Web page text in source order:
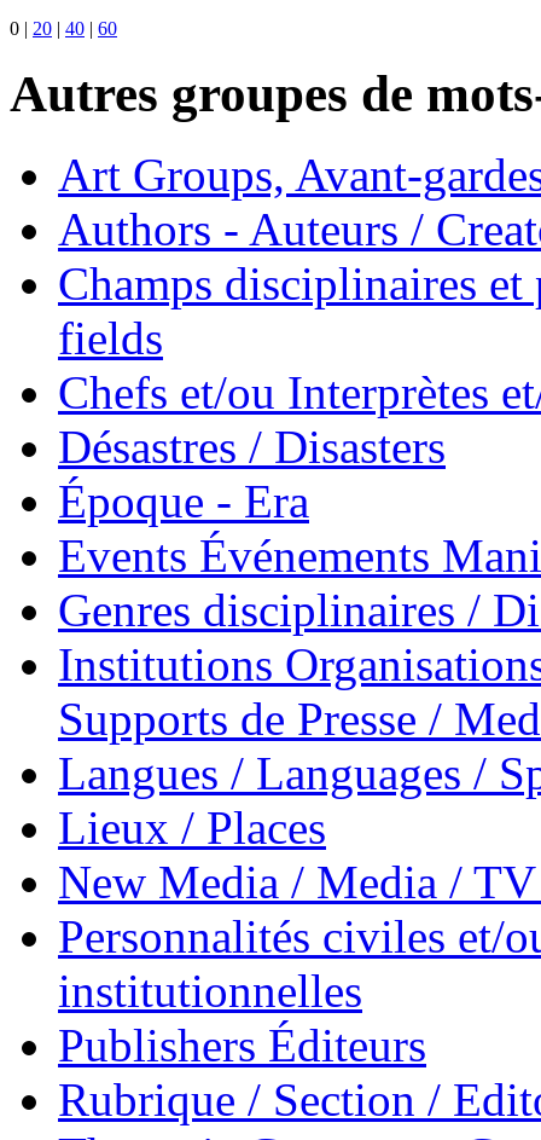
0 | 20 | 40 | 60
Autres groupes de
Art Groups, Avant-
Authors - Auteurs /
Champs disciplinaires
fields
Chefs et/ou Interprètes
Désastres / Disasters
Époque - Era
Events Événements
Genres disciplinaires /
Institutions
Supports de Presse /
Langues / Languages /
Lieux / Places
New Media / Media /
Personnalités civiles et/
institutionnelles
Publishers Éditeurs
Rubrique / Section /